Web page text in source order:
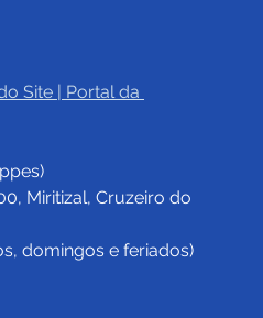
e
artistas
Site | Portal da
Miritizal, Cruzeiro do
domingos e feriados)